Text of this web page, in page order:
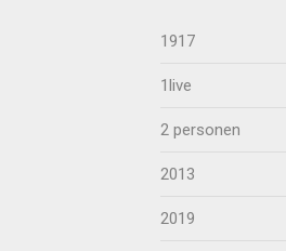
1917
1live
2 personen
2013
2019